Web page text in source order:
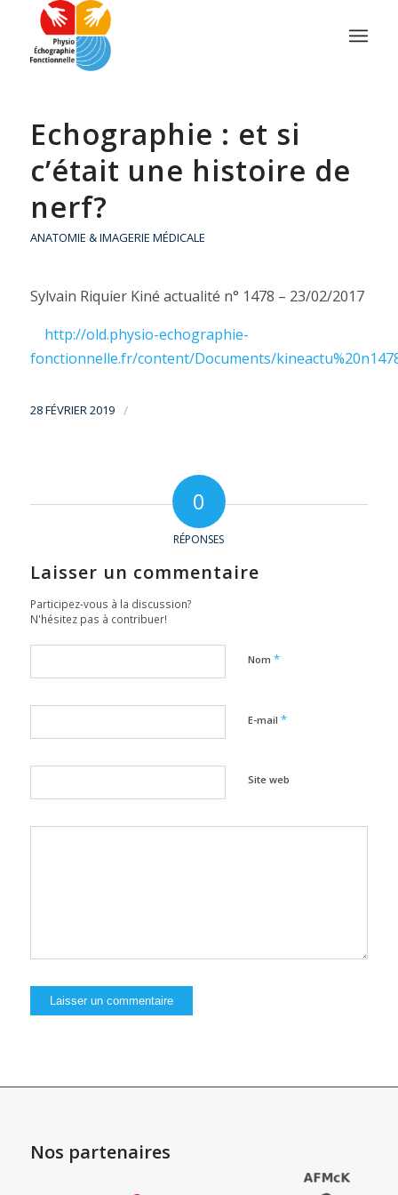
Echographie : et si
c’était une histoire de
nerf?
ANATOMIE & IMAGERIE MÉDICALE
Sylvain Riquier Kiné actualité n° 1478 – 23/02/2017
http://old.physio-echographie-
fonctionnelle.fr/content/Documents/
28 FÉVRIER 2019 /
0
RÉPONSES
Laisser un commentaire
Participez-vous à la discussion?
N'hésitez pas à contribuer!
Nom *
E-mail *
Site web
Nos partenaires